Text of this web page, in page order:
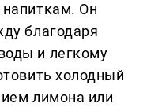
напиткам. Он
благодаря
и легкому
холодный
лимона или